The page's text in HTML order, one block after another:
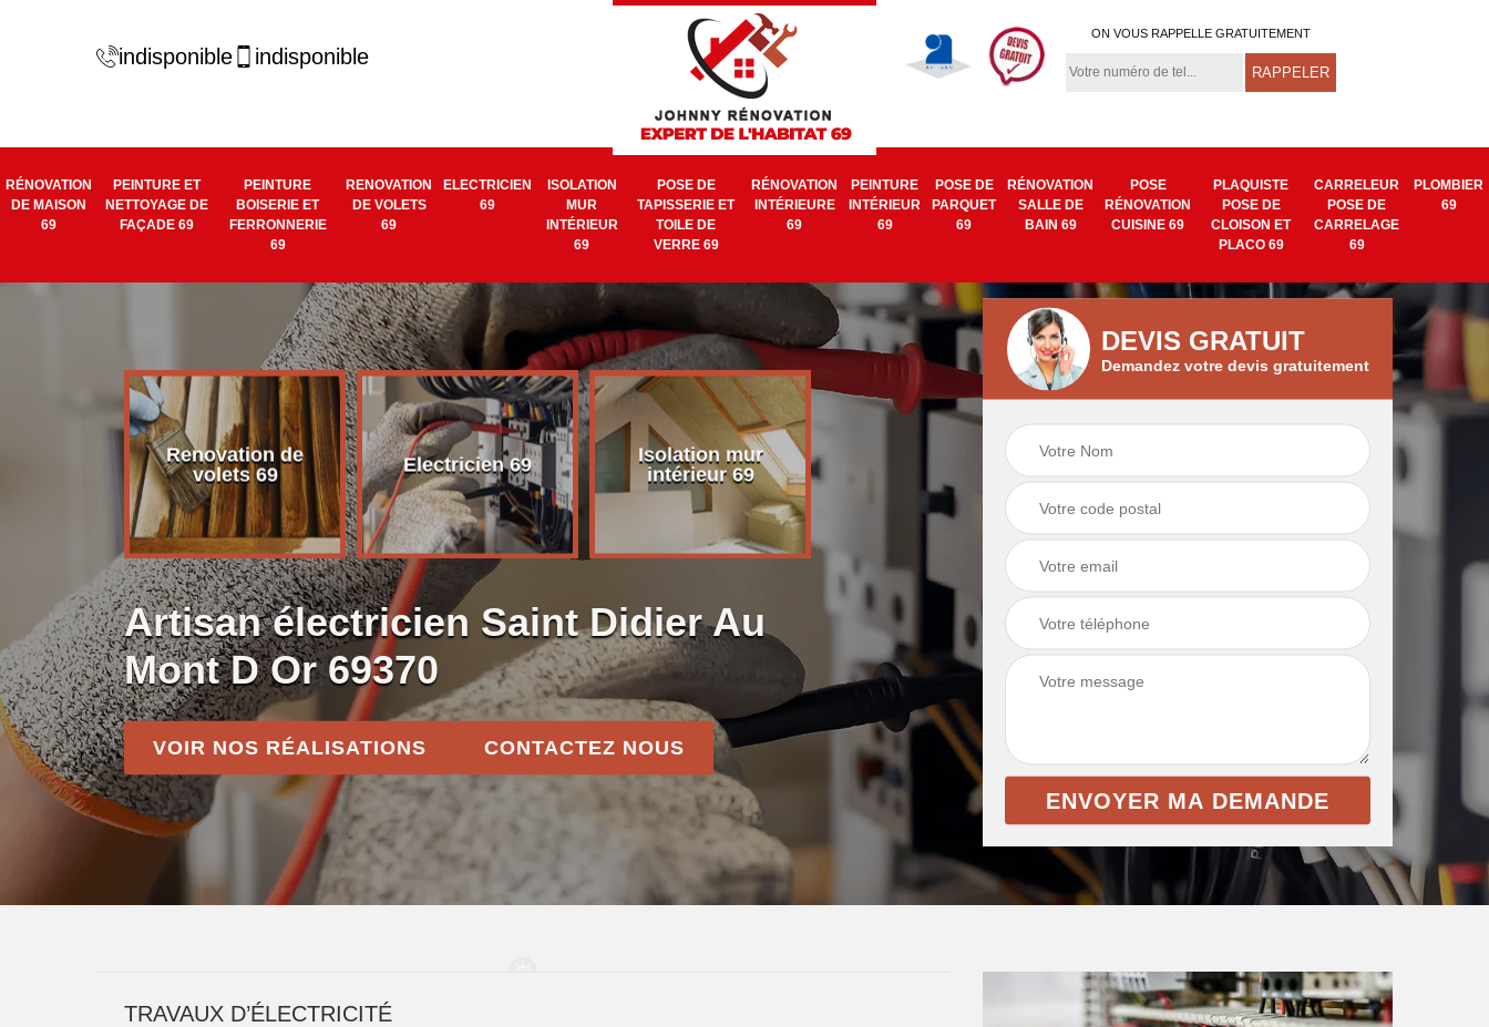
indisponible indisponible
ON VOUS RAPPELLE GRATUITEMENT
RÉNOVATION
DE MAISON
69
PEINTURE ET
NETTOYAGE DE
FAÇADE 69
PEINTURE
BOISERIE ET
FERRONNERIE
69
RENOVATION
DE VOLETS
69
ELECTRICIEN
69
ISOLATION
MUR
INTÉRIEUR
69
POSE DE
TAPISSERIE ET
TOILE DE
VERRE 69
RÉNOVATION
INTÉRIEURE
69
PEINTURE
INTÉRIEUR
69
POSE DE
PARQUET
69
RÉNOVATION
SALLE DE
BAIN 69
POSE
RÉNOVATION
CUISINE 69
PLAQUISTE
POSE DE
CLOISON ET
PLACO 69
CARRELEUR
POSE DE
CARRELAGE
69
PLOMBIER
69
Renovation de
volets 69
Electricien 69
Isolation mur
intérieur 69
Pose de tapisserie
et toile de verre 69
Rénovation
intérieure 69
Peinture intérieur
69
Artisan électricien Saint Didier Au
Mont D Or 69370
VOIR NOS RÉALISATIONS CONTACTEZ NOUS
DEVIS GRATUIT
Demandez votre devis gratuitement
TRAVAUX D’ÉLECTRICITÉ